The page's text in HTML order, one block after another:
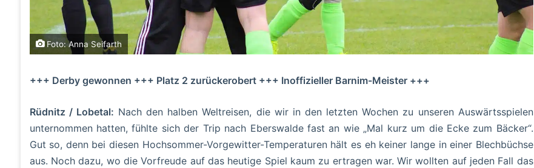
Foto: Anna Seifarth
+++ Derby gewonnen +++ Platz 2 zurückerobert +++ Inoffizieller Barnim-Meister +++
Rüdnitz / Lobetal: Nach den halben Weltreisen, die wir in den letzten Wochen zu unseren Auswärtsspielen
unternommen hatten, fühlte sich der Trip nach Eberswalde fast an wie „Mal kurz um die Ecke zum Bäcker“.
Gut so, denn bei diesen Hochsommer-Vorgewitter-Temperaturen hält es eh keiner lange in einer Blechbüchse
aus. Noch dazu, wo die Vorfreude auf das heutige Spiel kaum zu ertragen war. Wir wollten auf jeden Fall das